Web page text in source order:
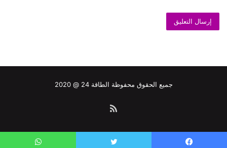
جميع الحقوق محفوظة الطاقة 24 @ 2020
ملخص
الموقع